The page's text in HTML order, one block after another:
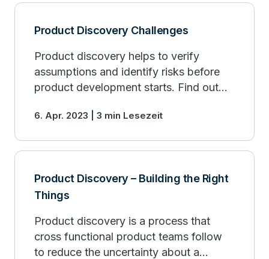
Product Discovery Challenges
Product discovery helps to verify
assumptions and identify risks before
product development starts. Find out
involved in this process.
6. Apr. 2023 | 3 min Lesezeit
Product Discovery – Building the Right
Things
Product discovery is a process that
cross functional product teams follow
to reduce the uncertainty about a